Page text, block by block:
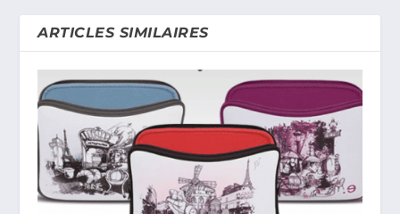
ARTICLES SIMILAIRES